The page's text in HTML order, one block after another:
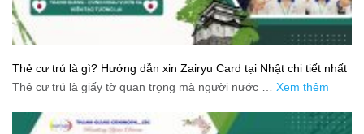
Thẻ cư trú là gì? Hướng dẫn xin Zairyu Card tại Nhật chi tiết nhất
Thẻ cư trú là giấy tờ quan trọng mà người nước … Xem thêm